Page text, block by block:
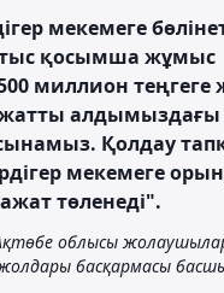
мекемеге
қосымша жұмыс
миллион теңгеге
алдымыздағы
Қолдау
мекемеге
төленеді".
облысы
басқармасы